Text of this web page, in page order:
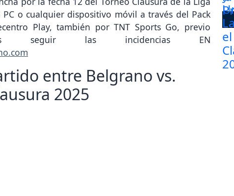
o cualquier dispositivo móvil a través del Pack
Play, también por TNT Sports Go, previo
seguir las incidencias EN
entre Belgrano vs.
2025